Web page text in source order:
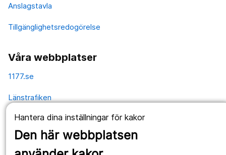
Hantera dina inställningar för kakor
Den här webbplatsen
Anslagstavla
Tillgänglighetsredogörelse
Våra webbplatser
1177.se
Länstrafiken
Vårdgivare
Utveckling